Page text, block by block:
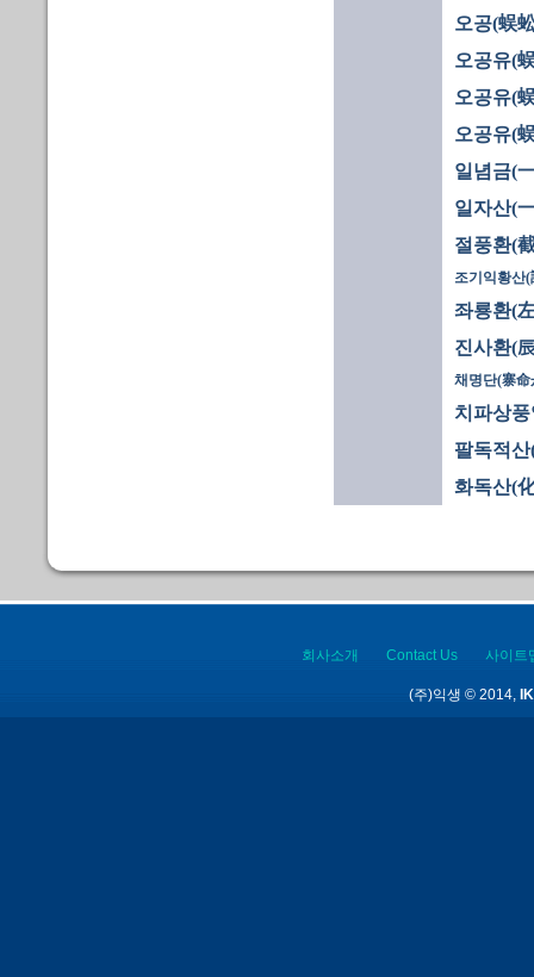
오공(蜈
오공유(
오공유(
오공유(
일념금(
일자산(
절풍환(
조기익황산
좌룡환(
진사환(
채명단(寨命
치파상
팔독적
화독산(
회사소개 Contact Us 사이트
(주)익생 © 2014,